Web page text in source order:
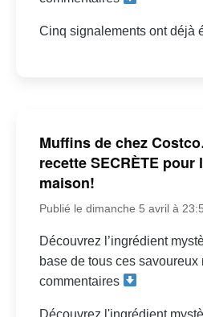
Cinq signalements ont déjà
Muffins de chez
recette SECRÈTE pour
maison!
Publié le dimanche 5 avril à
Découvrez l’ingrédient
base de tous ces savoureux
commentaires
Découvrez l'ingrédient